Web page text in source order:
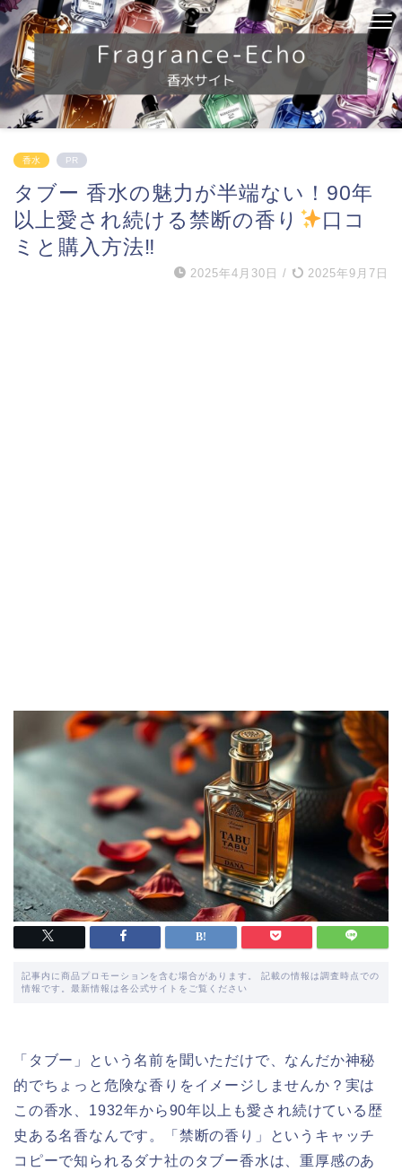
香水 PR
タブー 香水の魅力が半端ない！90年
以上愛され続ける禁断の香り
口コ
ミと購入方法‼
2025年4月30日 / 2025年9月7日
記事内に商品プロモーションを含む場合があります。 記載の情報は調査時点での
情報です。最新情報は各公式サイトをご覧ください
「タブー」という名前を聞いただけで、なんだか神秘
的でちょっと危険な香りをイメージしませんか？実は
この香水、1932年から90年以上も愛され続けている歴
史ある名香なんです。「禁断の香り」というキャッチ
コピーで知られるダナ社のタブー香水は、重厚感のあ